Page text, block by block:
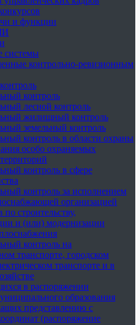
и функции
системы
контрольно-ревизионным
контроль
лесной контроль
жилищный контроль
земельный контроль
контроль в области охраны
особо охраняемых
контроль в сфере
контроль за исполнением
организацией
по строительству,
и (или) модернизации
контроль на
транспорте, городском
транспорте и в
в распоряжении
образования
представлению с
(распоряжение